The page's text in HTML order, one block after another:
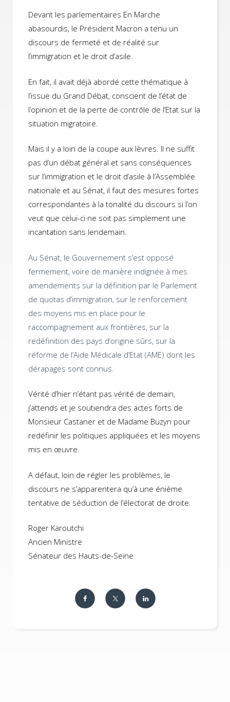
Devant les parlementaires En Marche
abasourdis, le Président Macron a tenu un
discours de fermeté et de réalité sur
l’immigration et le droit d’asile.
En fait, il avait déjà abordé cette thématique à
l’issue du Grand Débat, conscient de l’état de
l’opinion et de la perte de contrôle de l’Etat sur la
situation migratoire.
Mais il y a loin de la coupe aux lèvres. Il ne suffit
pas d’un débat général et sans conséquences
sur l’immigration et le droit d’asile à l’Assemblée
nationale et au Sénat, il faut des mesures fortes
correspondantes à la tonalité du discours si l’on
veut que celui-ci ne soit pas simplement une
incantation sans lendemain.
Au Sénat, le Gouvernement s’est opposé
fermement, voire de manière indignée à mes
amendements sur la définition par le Parlement
de quotas d’immigration, sur le renforcement
des moyens mis en place pour le
raccompagnement aux frontières, sur la
redéfinition des pays d’origine sûrs, sur la
réforme de l’Aide Médicale d’Etat (AME) dont les
dérapages sont connus.
Vérité d’hier n’étant pas vérité de demain,
j’attends et je soutiendra des actes forts de
Monsieur Castaner et de Madame Buzyn pour
redéfinir les politiques appliquées et les moyens
mis en œuvre.
A défaut, loin de régler les problèmes, le
discours ne s’apparentera qu’à une énième
tentative de séduction de l’électorat de droite.
Roger Karoutchi
Ancien Ministre
Sénateur des Hauts-de-Seine